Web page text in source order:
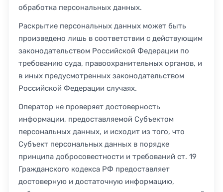
обработка персональных данных.
Раскрытие персональных данных может быть
произведено лишь в соответствии с действующим
законодательством Российской Федерации по
требованию суда, правоохранительных органов, и
в иных предусмотренных законодательством
Российской Федерации случаях.
Оператор не проверяет достоверность
информации, предоставляемой Субъектом
персональных данных, и исходит из того, что
Субъект персональных данных в порядке
принципа добросовестности и требований ст. 19
Гражданского кодекса РФ предоставляет
достоверную и достаточную информацию,